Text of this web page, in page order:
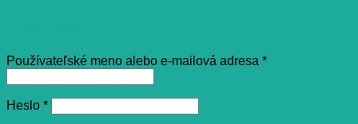
Používateľské meno alebo e-mailová adresa *Povinné
Heslo *Povinné